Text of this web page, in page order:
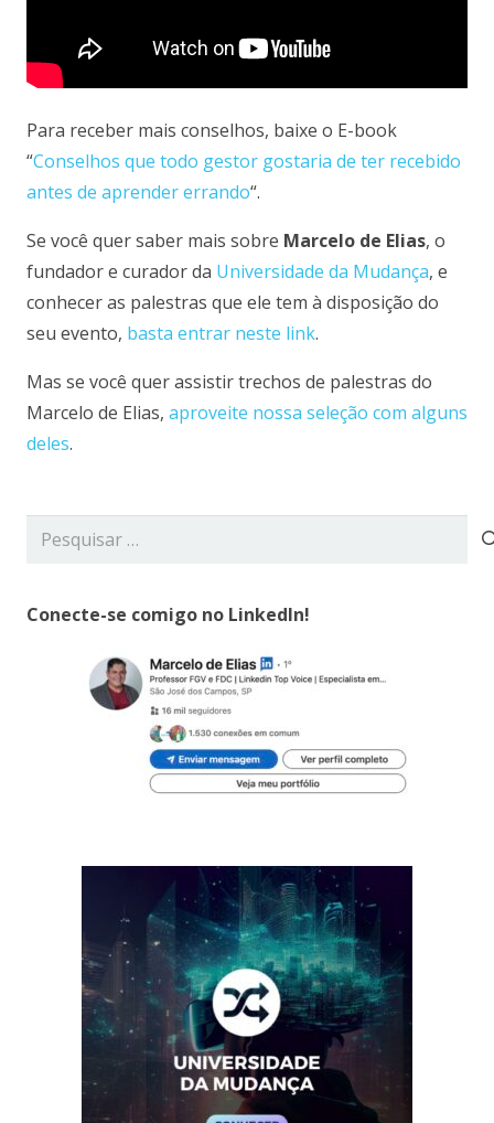
Para receber mais conselhos, baixe o E-book
“Conselhos que todo gestor gostaria de ter recebido
antes de aprender errando“.
Se você quer saber mais sobre Marcelo de Elias, o
fundador e curador da Universidade da Mudança, e
conhecer as palestras que ele tem à disposição do
seu evento, basta entrar neste link.
Mas se você quer assistir trechos de palestras do
Marcelo de Elias, aproveite nossa seleção com alguns
deles.
Pesquisar
Conecte-se comigo no LinkedIn!